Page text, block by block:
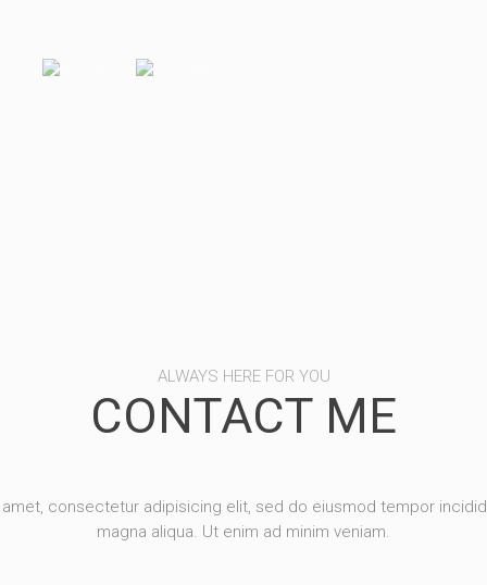
ALWAYS HERE FOR YOU
CONTACT ME
consectetur adipisicing elit, sed do eiusmod tempor
magna aliqua. Ut enim ad minim veniam.